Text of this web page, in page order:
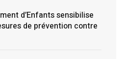
d’Enfants sensibilise
de prévention contre